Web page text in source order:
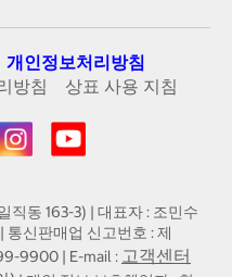
개인정보처리방침
방침
상표 사용 지침
직동 163-3) | 대표자 : 조민수
통신판매업 신고번호 : 제
9900 | E-mail : 고객센터